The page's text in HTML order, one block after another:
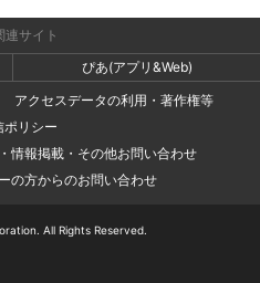
連サイト
ぴあ(アプリ&Web)
アクセスデータの利用・著作権等
ポリシー
情報掲載・その他お問い合わせ
の方からのお問い合わせ
All Rights Reserved.